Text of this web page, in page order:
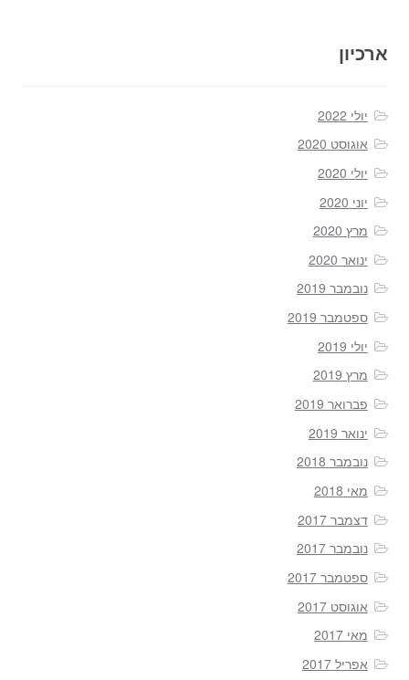
ארכיון
יולי 2022
אוגוסט 2020
יולי 2020
יוני 2020
מרץ 2020
ינואר 2020
נובמבר 2019
ספטמבר 2019
יולי 2019
מרץ 2019
פברואר 2019
ינואר 2019
נובמבר 2018
מאי 2018
דצמבר 2017
נובמבר 2017
ספטמבר 2017
אוגוסט 2017
מאי 2017
אפריל 2017